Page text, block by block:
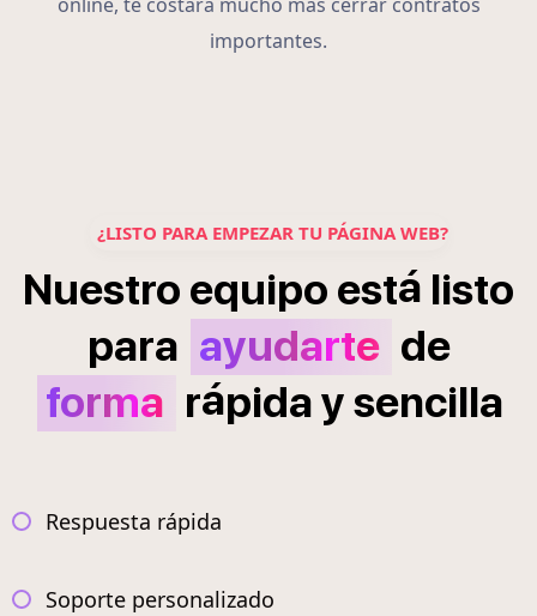
importantes.
¿LISTO PARA EMPEZAR TU PÁGINA WEB?
Nuestro equipo está listo
para ayudarte de
forma rápidaysencilla
Respuesta rápida
Soporte personalizado